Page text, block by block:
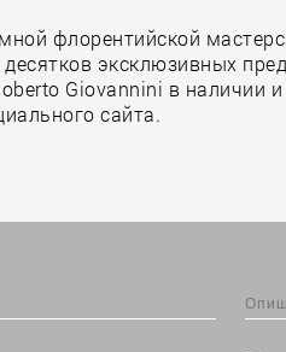
флорентийской
эксклюзивных
Giovannini в наличии
сайта.